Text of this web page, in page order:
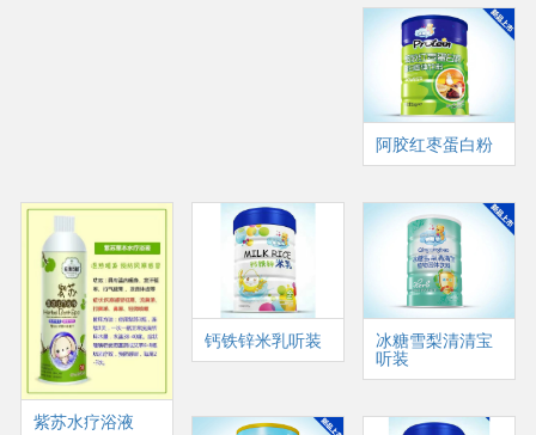
阿胶红枣蛋白粉
紫苏水疗浴液
钙铁锌米乳听装 冰糖雪梨清清宝
听装